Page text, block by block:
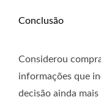
Conclusão
Considerou
informações que
decisão ainda